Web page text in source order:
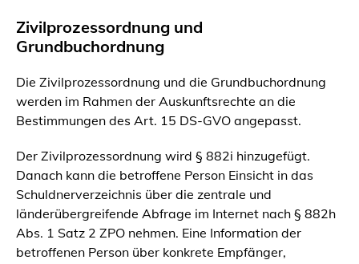
Zivilprozessordnung und
Grundbuchordnung
Die Zivilprozessordnung und die Grundbuchordnung
werden im Rahmen der Auskunftsrechte an die
Bestimmungen des Art. 15 DS-GVO angepasst.
Der Zivilprozessordnung wird § 882i hinzugefügt.
Danach kann die betroffene Person Einsicht in das
Schuldnerverzeichnis über die zentrale und
länderübergreifende Abfrage im Internet nach § 882h
Abs. 1 Satz 2 ZPO nehmen. Eine Information der
betroffenen Person über konkrete Empfänger,